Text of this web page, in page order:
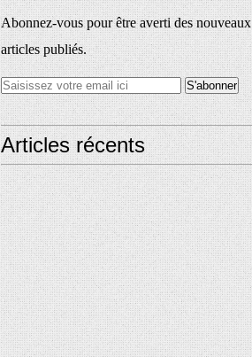
Abonnez-vous pour être averti des nouveaux
articles publiés.
Articles récents